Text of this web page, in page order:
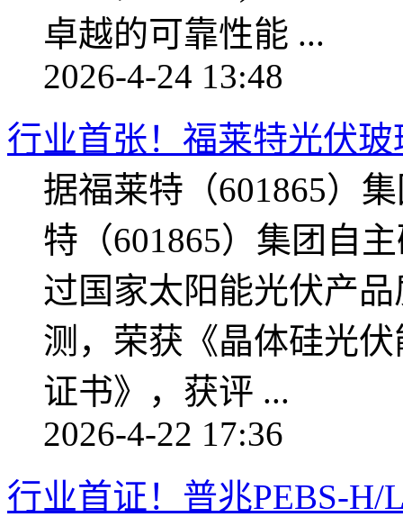
卓越的可靠性能 ...
2026-4-24 13:48
行业首张！福莱特光伏
据福莱特（601865）
特（601865）集团自
过国家太阳能光伏产
测，荣获《晶体硅光
证书》，获评 ...
2026-4-22 17:36
行业首证！普兆PEBS-